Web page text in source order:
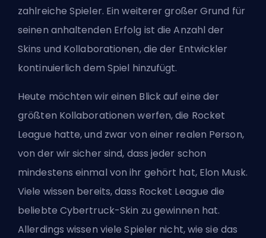
zahlreiche Spieler. Ein weiterer großer Grund für
seinen anhaltenden Erfolg ist die Anzahl der
Skins und Kollaborationen, die der Entwickler
kontinuierlich dem Spiel hinzufügt.
Heute möchten wir einen Blick auf eine der
größten Kollaborationen werfen, die Rocket
League hatte, und zwar von einer realen Person,
von der wir sicher sind, dass jeder schon
mindestens einmal von ihr gehört hat, Elon Musk.
Viele wissen bereits, dass Rocket League die
beliebte Cybertruck-Skin zu gewinnen hat.
Allerdings wissen viele Spieler nicht, wie sie das